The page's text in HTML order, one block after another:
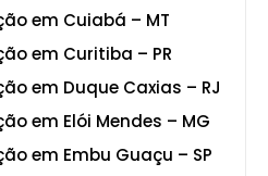
em Cuiabá – MT
em Curitiba – PR
em Duque Caxias – RJ
em Elói Mendes – MG
em Embu Guaçu – SP